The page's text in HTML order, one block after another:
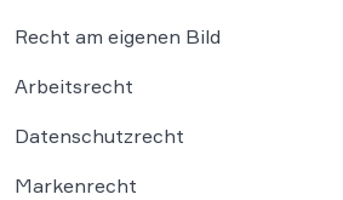
Recht am eigenen Bild
Arbeitsrecht
Datenschutzrecht
Markenrecht